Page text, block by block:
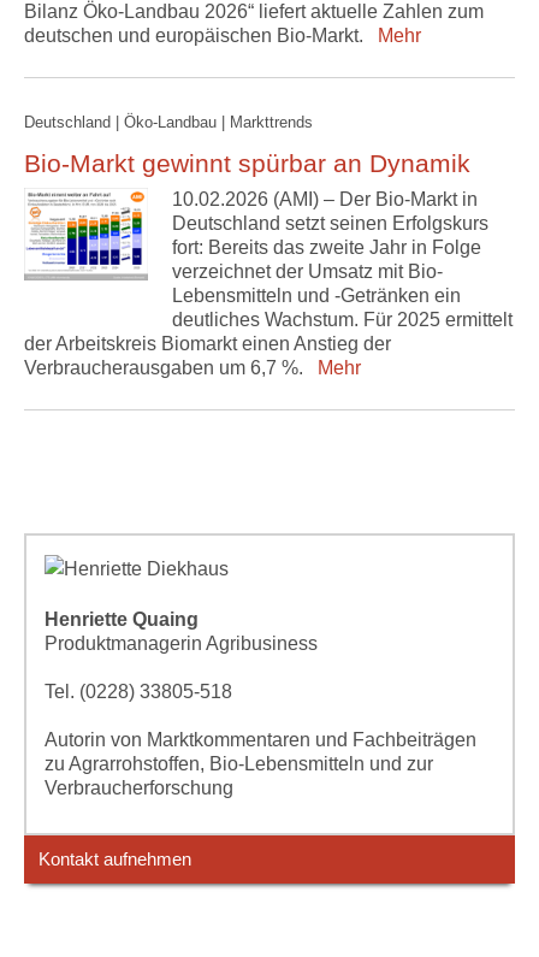
Bilanz Öko-Landbau 2026“ liefert aktuelle Zahlen zum
deutschen und europäischen Bio-Markt.
Mehr
Deutschland | Öko-Landbau | Markttrends
Bio-Markt gewinnt spürbar an Dynamik
10.02.2026 (AMI) – Der Bio-Markt in
Deutschland setzt seinen Erfolgskurs
fort: Bereits das zweite Jahr in Folge
verzeichnet der Umsatz mit Bio-
Lebensmitteln und -Getränken ein
deutliches Wachstum. Für 2025 ermittelt
der Arbeitskreis Biomarkt einen Anstieg der
Verbraucherausgaben um 6,7 %.
Mehr
Henriette Quaing
Produktmanagerin Agribusiness
Tel. (0228) 33805-518
Autorin von Marktkommentaren und Fachbeiträgen
zu Agrarrohstoffen, Bio-Lebensmitteln und zur
Verbraucherforschung
Kontakt aufnehmen